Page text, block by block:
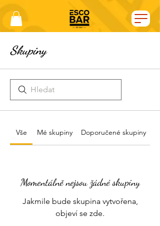
Skupiny
Vše Mé skupiny Doporučené skupiny
Momentálně nejsou žádné skupiny
Jakmile bude skupina vytvořena,
objeví se zde.